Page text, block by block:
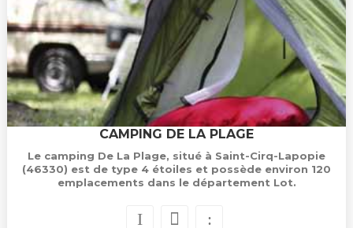
CAMPING DE LA PLAGE
Le camping De La Plage, situé à Saint-Cirq-Lapopie
(46330) est de type 4 étoiles et possède environ 120
emplacements dans le département Lot.